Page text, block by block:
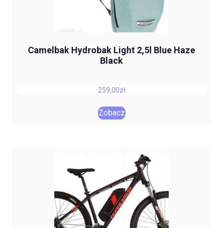
Camelbak Hydrobak Light 2,5l Blue Haze
Black
259,00zł
Zobacz